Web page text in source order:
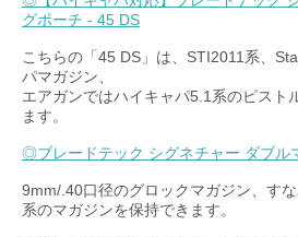
グポーチ - 45 DS
こちらの「45 DS」は、STI2011系、
パマガジン、
エアガンではハイキャパ5.1系のピスト
ます。
◎ブレードテック シグネチャー ダブル
9mm/.40口径のグロックマガジン、す
系のマガジンを保持できます。